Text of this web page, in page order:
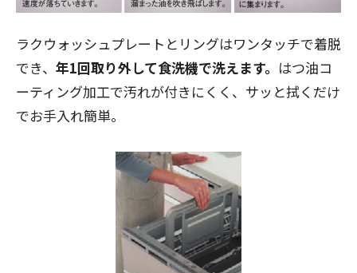
ラクウォッシュプレートとリングはワンタッチで着脱
でき、 年1回取り外して食洗機で洗えます。 はつ油コ
ーティング加工で汚れが付きにくく、サッと拭くだけ
でお手入れ簡単。